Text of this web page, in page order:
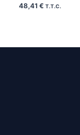
48,41 € T.T.C.